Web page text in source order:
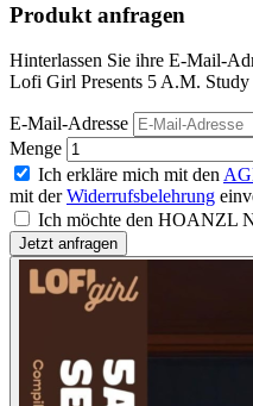
Produkt anfragen
Hinterlassen Sie ihre E-Mail-
Lofi Girl Presents 5 A.M. Study
E-Mail-Adresse
Menge
Ich erkläre mich mit den
mit derWiderrufsbelehrung
Ich möchte den HOANZL